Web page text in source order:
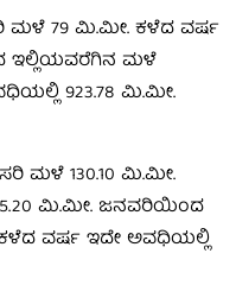
ಮಳೆ 79 ಮಿ.ಮೀ. ಕಳೆದ ವರ್ಷ
ಇಲ್ಲಿಯವರೆಗಿನ ಮಳೆ
923.78 ಮಿ.ಮೀ.
ಮಳೆ 130.10 ಮಿ.ಮೀ.
ಮಿ.ಮೀ. ಜನವರಿಯಿಂದ
ವರ್ಷ ಇದೇ ಅವಧಿಯಲ್ಲಿ